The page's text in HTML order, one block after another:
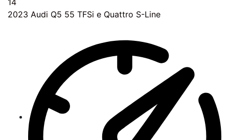
14
2023 Audi Q5 55 TFSi e Quattro S-Line